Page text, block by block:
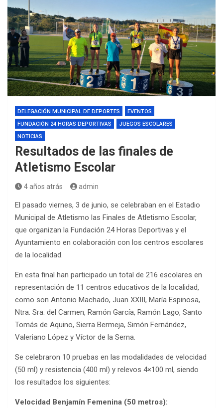
DELEGACIÓN MUNICIPAL DE DEPORTES
EVENTOS
FUNDACIÓN 24 HORAS DEPORTIVAS
JUEGOS ESCOLARES
NOTICIAS
Resultados de las finales de
Atletismo Escolar
4 años atrás admin
El pasado viernes, 3 de junio, se celebraban en el Estadio
Municipal de Atletismo las Finales de Atletismo Escolar,
que organizan la Fundación 24 Horas Deportivas y el
Ayuntamiento en colaboración con los centros escolares
de la localidad.
En esta final han participado un total de 216 escolares en
representación de 11 centros educativos de la localidad,
como son Antonio Machado, Juan XXIII, María Espinosa,
Ntra. Sra. del Carmen, Ramón García, Ramón Lago, Santo
Tomás de Aquino, Sierra Bermeja, Simón Fernández,
Valeriano López y Víctor de la Serna.
Se celebraron 10 pruebas en las modalidades de velocidad
(50 ml) y resistencia (400 ml) y relevos 4×100 ml, siendo
los resultados los siguientes:
Velocidad Benjamín Femenina (50 metros):